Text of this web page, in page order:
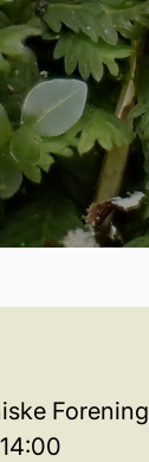
Forening